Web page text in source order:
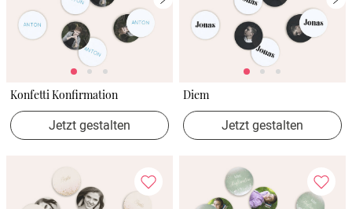
Konfetti Konfirmation
Jetzt gestalten
Diem
Jetzt gestalten